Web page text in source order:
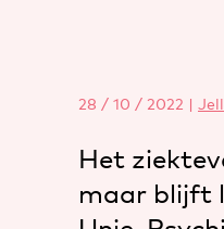
28 / 10 / 2022 |
Het
maar blijft